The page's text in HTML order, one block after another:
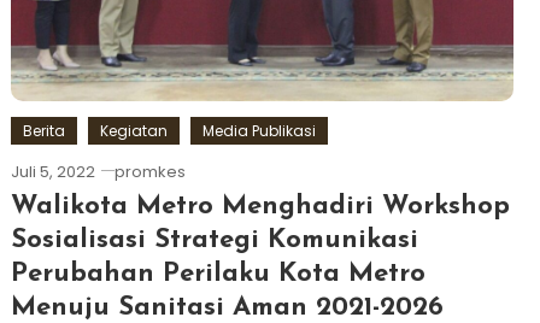
Berita Kegiatan Media Publikasi
Juli 5, 2022 promkes
Walikota Metro Menghadiri Workshop
Sosialisasi Strategi Komunikasi
Perubahan Perilaku Kota Metro
Menuju Sanitasi Aman 2021-2026